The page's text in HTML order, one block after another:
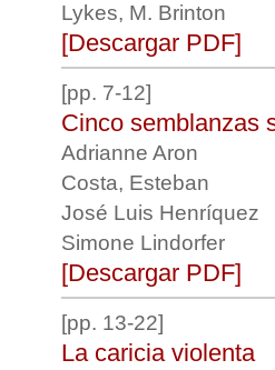
Lykes, M. Brinton
[Descargar PDF]
[pp. 7-12]
Cinco semblanzas
Adrianne Aron
Costa, Esteban
José Luis Henríquez
Simone Lindorfer
[Descargar PDF]
[pp. 13-22]
La caricia violenta